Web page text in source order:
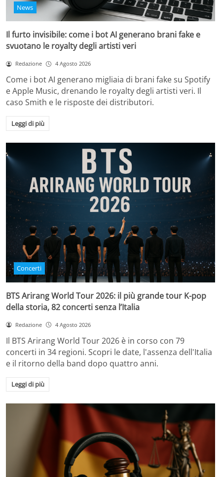
News
Il furto invisibile: come i bot AI generano brani fake e
svuotano le royalty degli artisti veri
Redazione 4 Agosto 2026
Come i bot AI generano migliaia di brani fake su Spotify
e Apple Music, drenando le royalty degli artisti veri. Il
caso Smith e le risposte dei distributori.
Leggi di più
Concerti
BTS Arirang World Tour 2026: il più grande tour K-pop
della storia, 82 concerti senza l’Italia
Redazione 4 Agosto 2026
Il BTS Arirang World Tour 2026 è in corso con 79
concerti in 34 regioni. Scopri le date, l'assenza dell'Italia
e il ritorno della band dopo quattro anni.
Leggi di più